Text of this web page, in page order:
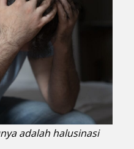
adalah halusinasi